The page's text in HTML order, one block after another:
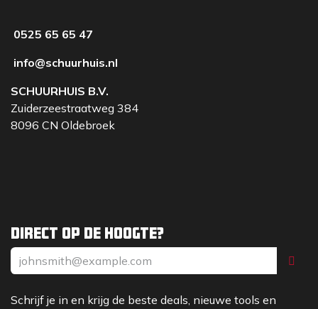
Direct op de hoogte?
Schrijf je in en krijg de beste deals, nieuwe tools en
0525 65 65 47
info@schuurhuis.nl
SCHUURHUIS B.V.
Zuiderzeestraatweg 384
8096 CN Oldebroek